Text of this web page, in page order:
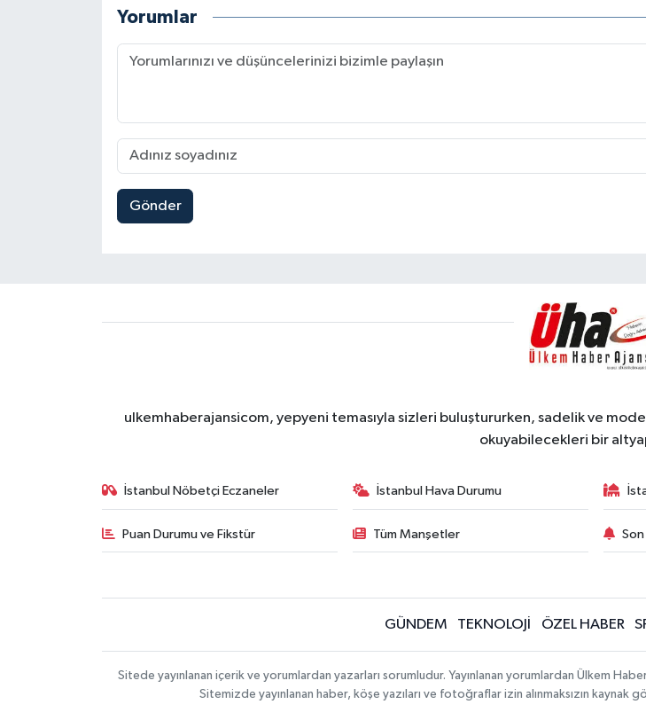
Yorumlar
Gönder
ulkemhaberajansicom, yepyeni temasıyla sizleri buluştururken, sadelik ve
okuyabilecekleri bir
İstanbul Nöbetçi Eczaneler İstanbul Hava Durumu
Puan Durumu ve Fikstür Tüm Manşetler
GÜNDEM TEKNOLOJİ ÖZEL HABER
Sitede yayınlanan içerik ve yorumlardan yazarları sorumludur. Yayınlanan yorumlardan Ülkem
Sitemizde yayınlanan haber, köşe yazıları ve fotoğraflar izin alınmaksızın kaynak